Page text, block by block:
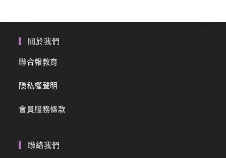
關於我們
聯合報教育
隱私權聲明
會員服務條款
聯絡我們